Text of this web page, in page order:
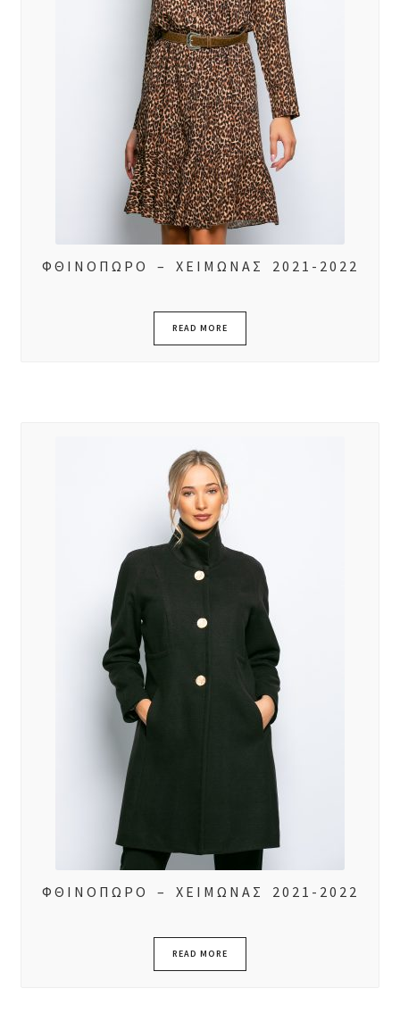
ΦΘΙΝΟΠΩΡΟ – ΧΕΙΜΩΝΑΣ 2021-2022
READ MORE
ΦΘΙΝΟΠΩΡΟ – ΧΕΙΜΩΝΑΣ 2021-2022
READ MORE